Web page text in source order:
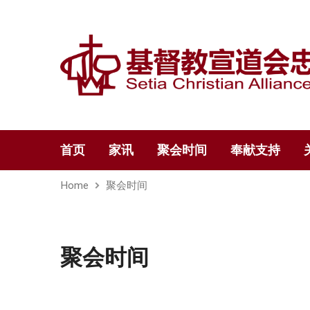
首页 家讯 聚会时间 奉献支持
Home 聚会时间
聚会时间